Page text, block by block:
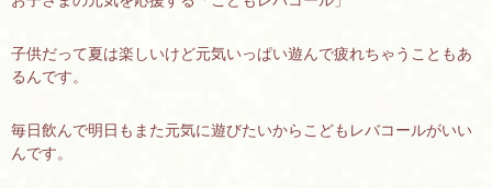
子供だって夏は楽しいけど元気いっぱい遊んで疲れちゃうこともあ
るんです。
毎日飲んで明日もまた元気に遊びたいからこどもレバコールがいい
んです。